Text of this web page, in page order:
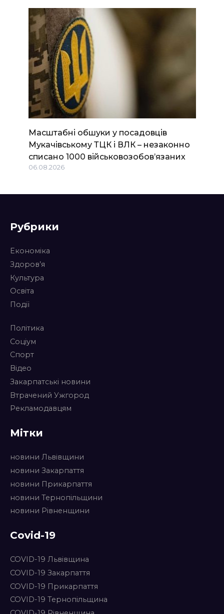
Масштабні обшуки у посадовців
Мукачівському ТЦК і ВЛК – незаконно
списано 1000 військовозобов’язаних
06.08.2026
Рубрики
Економіка
Здоров’я
Культура
Освіта
Події
Політика
Соціум
Спорт
Відео
Закарпатські новини
Втрачений Ужгород
Рекламодавцям
Мітки
новини Львівщини
новини Закарпаття
новини Прикарпаття
новини Тернопільщини
новини Рівненщини
Covid-19
COVID-19 Львівщина
COVID-19 Закарпаття
COVID-19 Прикарпаття
COVID-19 Тернопільщина